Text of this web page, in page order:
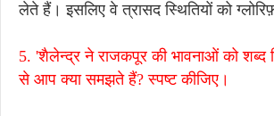
लेते हैं। इसलिए वे त्रासद स्थितियों को
5. 'शैलेन्द्र ने राजकपूर की भावनाओं को
से आप क्या समझते हैं? स्पष्ट कीजिए।